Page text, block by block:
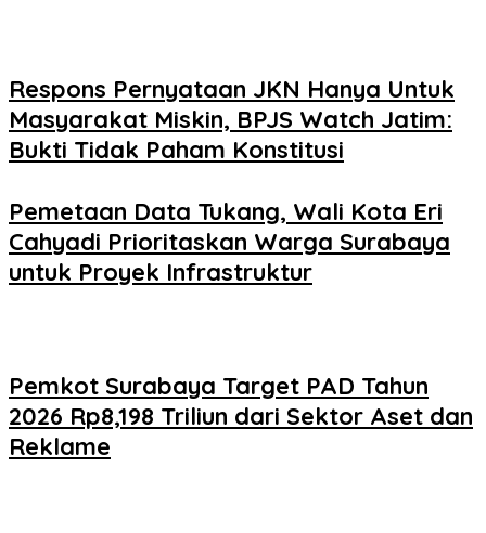
Respons Pernyataan JKN Hanya Untuk
Masyarakat Miskin, BPJS Watch Jatim:
Bukti Tidak Paham Konstitusi
Pemetaan Data Tukang, Wali Kota Eri
Cahyadi Prioritaskan Warga Surabaya
untuk Proyek Infrastruktur
Pemkot Surabaya Target PAD Tahun
2026 Rp8,198 Triliun dari Sektor Aset dan
Reklame